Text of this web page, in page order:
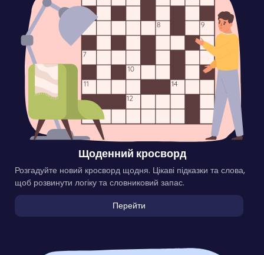
Щоденний кросворд
Розгадуйте новий кросворд щодня. Цікаві підказки та слова,
щоб розвинути логіку та словниковий запас.
Перейти